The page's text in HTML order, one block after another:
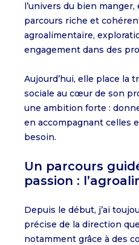
l’univers du bien
parcours riche et
agroalimentaire,
engagement dans des
Aujourd’hui, elle place la
sociale au cœur de son
une ambition forte :
en accompagnant celles
besoin.
Un parcours
passion :
Depuis le début, j’ai
précise de la direction
notamment grâce à des